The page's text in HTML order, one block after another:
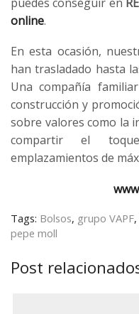
online.
En esta ocasión,
han trasladado hasta
Una compañía
construcción y
sobre valores como la
compartir el
emplazamientos de
Tags: Bolsos, grupo VAPF,
pepe moll
Post